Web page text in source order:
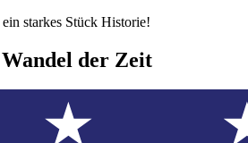
starkes Stück Historie!
der Zeit